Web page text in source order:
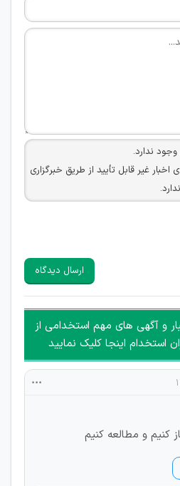
ندارد.
اخبار غیر قابل تأیید از طریق خبرگزاری
وجود ندارد.
که به هر طریقی قصد مأیوس کردن
به سایر افراد (مسئول و غیر مسئول)
ملاقات حضوری چه به صورت دسته
سایت وجود ندارد.
ارسال دیدگاه
و آگهی های مهم استخدامی از
استخدام اینجا کلیک نمایید
کنیم و مطالعه کنیم